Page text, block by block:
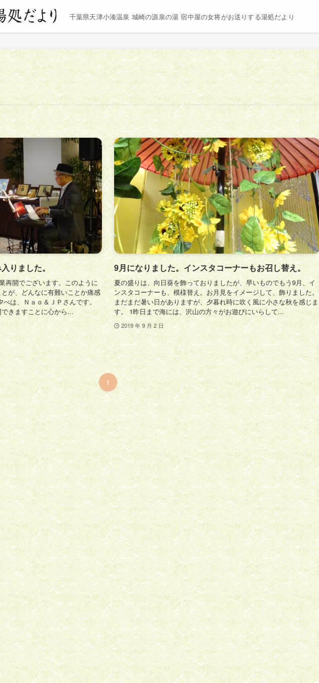
千葉県天津小湊温泉 城崎の源泉の湯 宿中屋の女将がお送りする湯処だより
りました。
開でございます。このように
が、どんなに有難いことか痛感
は、Ｎａｏ＆ＪＰさんです。
きますことに心から...
9月になりました。インスタコーナーもお召し替え。
夏の盛りは、向日葵を飾っておりましたが、早いものでもう9月、イ
ンスタコーナーも、模様替え。お月見をイメージして、飾りました。
まだまだ暑い日がありますが、夕暮れ時に吹く風に小さな秋を感じま
す。 1昨日まで海には、沢山の方々がお遊びにいらして...
2019 年 9 月 2 日
1